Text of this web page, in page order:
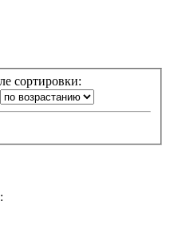
сортировки: